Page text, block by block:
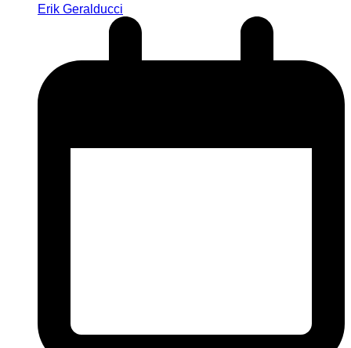
Erik Geralducci